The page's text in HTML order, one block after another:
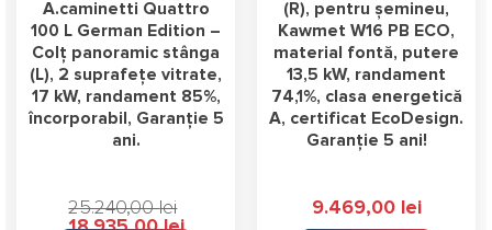
A.caminetti Quattro
100 L German Edition –
Colț panoramic stânga
(L), 2 suprafețe vitrate,
17 kW, randament 85%,
încorporabil, Garanție 5
ani.
25.240,00lei
Prețul
Prețul
(R), pentru șemineu,
Kawmet W16 PB ECO,
material fontă, putere
13,5 kW, randament
74,1%, clasa energetică
A, certificat EcoDesign.
Garanție 5 ani!
9.469,00 lei